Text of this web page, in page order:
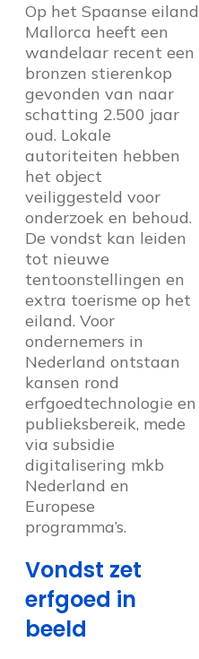
Op het Spaanse eiland
Mallorca heeft een
wandelaar recent een
bronzen stierenkop
gevonden van naar
schatting 2.500 jaar
oud. Lokale
autoriteiten hebben
het object
veiliggesteld voor
onderzoek en behoud.
De vondst kan leiden
tot nieuwe
tentoonstellingen en
extra toerisme op het
eiland. Voor
ondernemers in
Nederland ontstaan
kansen rond
erfgoedtechnologie en
publieksbereik, mede
via subsidie
digitalisering mkb
Nederland en
Europese
programma’s.
Vondst zet
erfgoed in
beeld